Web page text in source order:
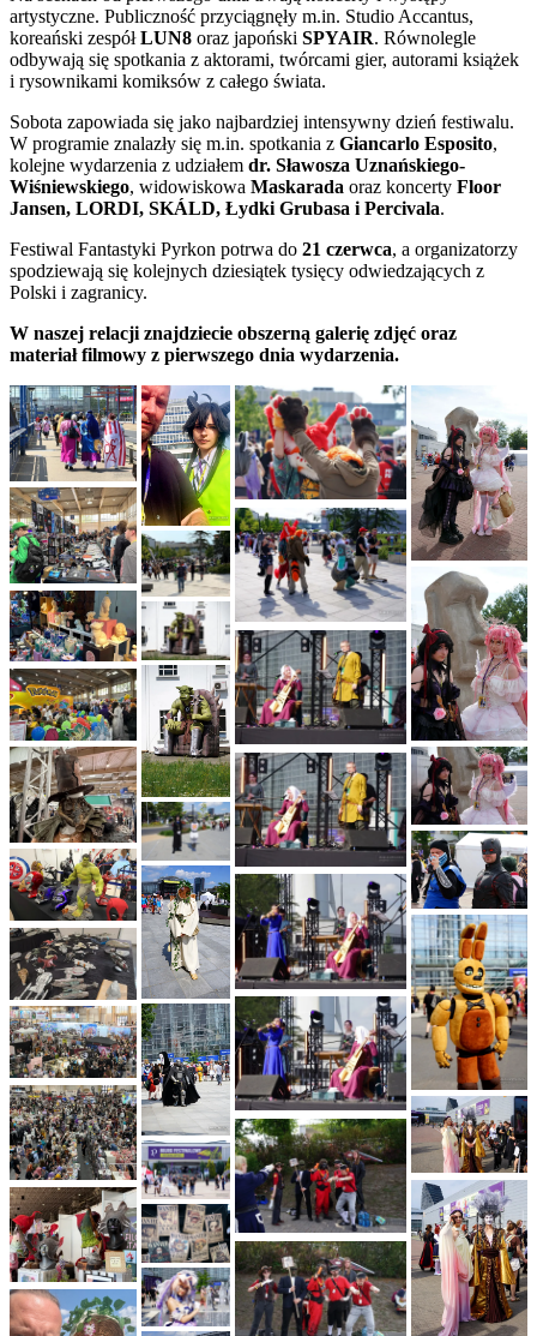
artystyczne. Publiczność przyciągnęły m.in. Studio Accantus,
koreański zespółLUN8 oraz japoński SPYAIR. Równolegle
odbywają się spotkania z aktorami, twórcami gier, autorami książek
i rysownikami komiksów z całego świata.
Sobota zapowiada się jako najbardziej intensywny dzień festiwalu.
W programie znalazły się m.in. spotkania z Giancarlo Esposito,
kolejne wydarzenia z udziałem dr. Sławosza Uznańskiego-
Wiśniewskiego, widowiskowa Maskarada oraz koncerty Floor
Jansen, LORDI, SKÁLD, Łydki Grubasa i Percivala.
Festiwal Fantastyki Pyrkon potrwa do 21 czerwca, a organizatorzy
spodziewają się kolejnych dziesiątek tysięcy odwiedzających z
Polski i zagranicy.
W naszej relacji znajdziecie obszerną galerię zdjęć oraz
materiał filmowy z pierwszego dnia wydarzenia.